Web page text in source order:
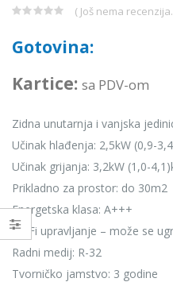
of
( Još nema
Gotovina:
Kartice: sa PDV-om
Zidna unutarnja i vanjska
Učinak hlađenja: 2,5kW (0,9-
Učinak grijanja: 3,2kW (1,0-
Prikladno za prostor: do 30m2
Energetska klasa: A+++
Wi-Fi upravljanje – može se
Radni medij: R-32
Tvorničko jamstvo: 3 godine